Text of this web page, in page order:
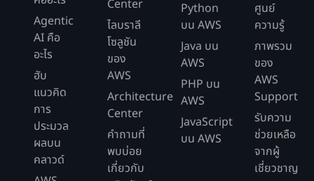
Agentic
AI คือ
อะไร
ฮับ
แนวคิด
การ
ประมวล
ผลบน
คลาวด์
Center
ไลบราลี
โซลูชัน
ของ
AWS
Architecture
Center
คำถามที่
พบบ่อย
เกี่ยวกับ
Python
บน AWS
Java บน
AWS
PHP บน
AWS
JavaScript
บน AWS
ศูนย์
ความรู้
ภาพรวม
ของ
AWS
Support
รับความ
ช่วยเหลือ
จากผู้
เชี่ยวชาญ